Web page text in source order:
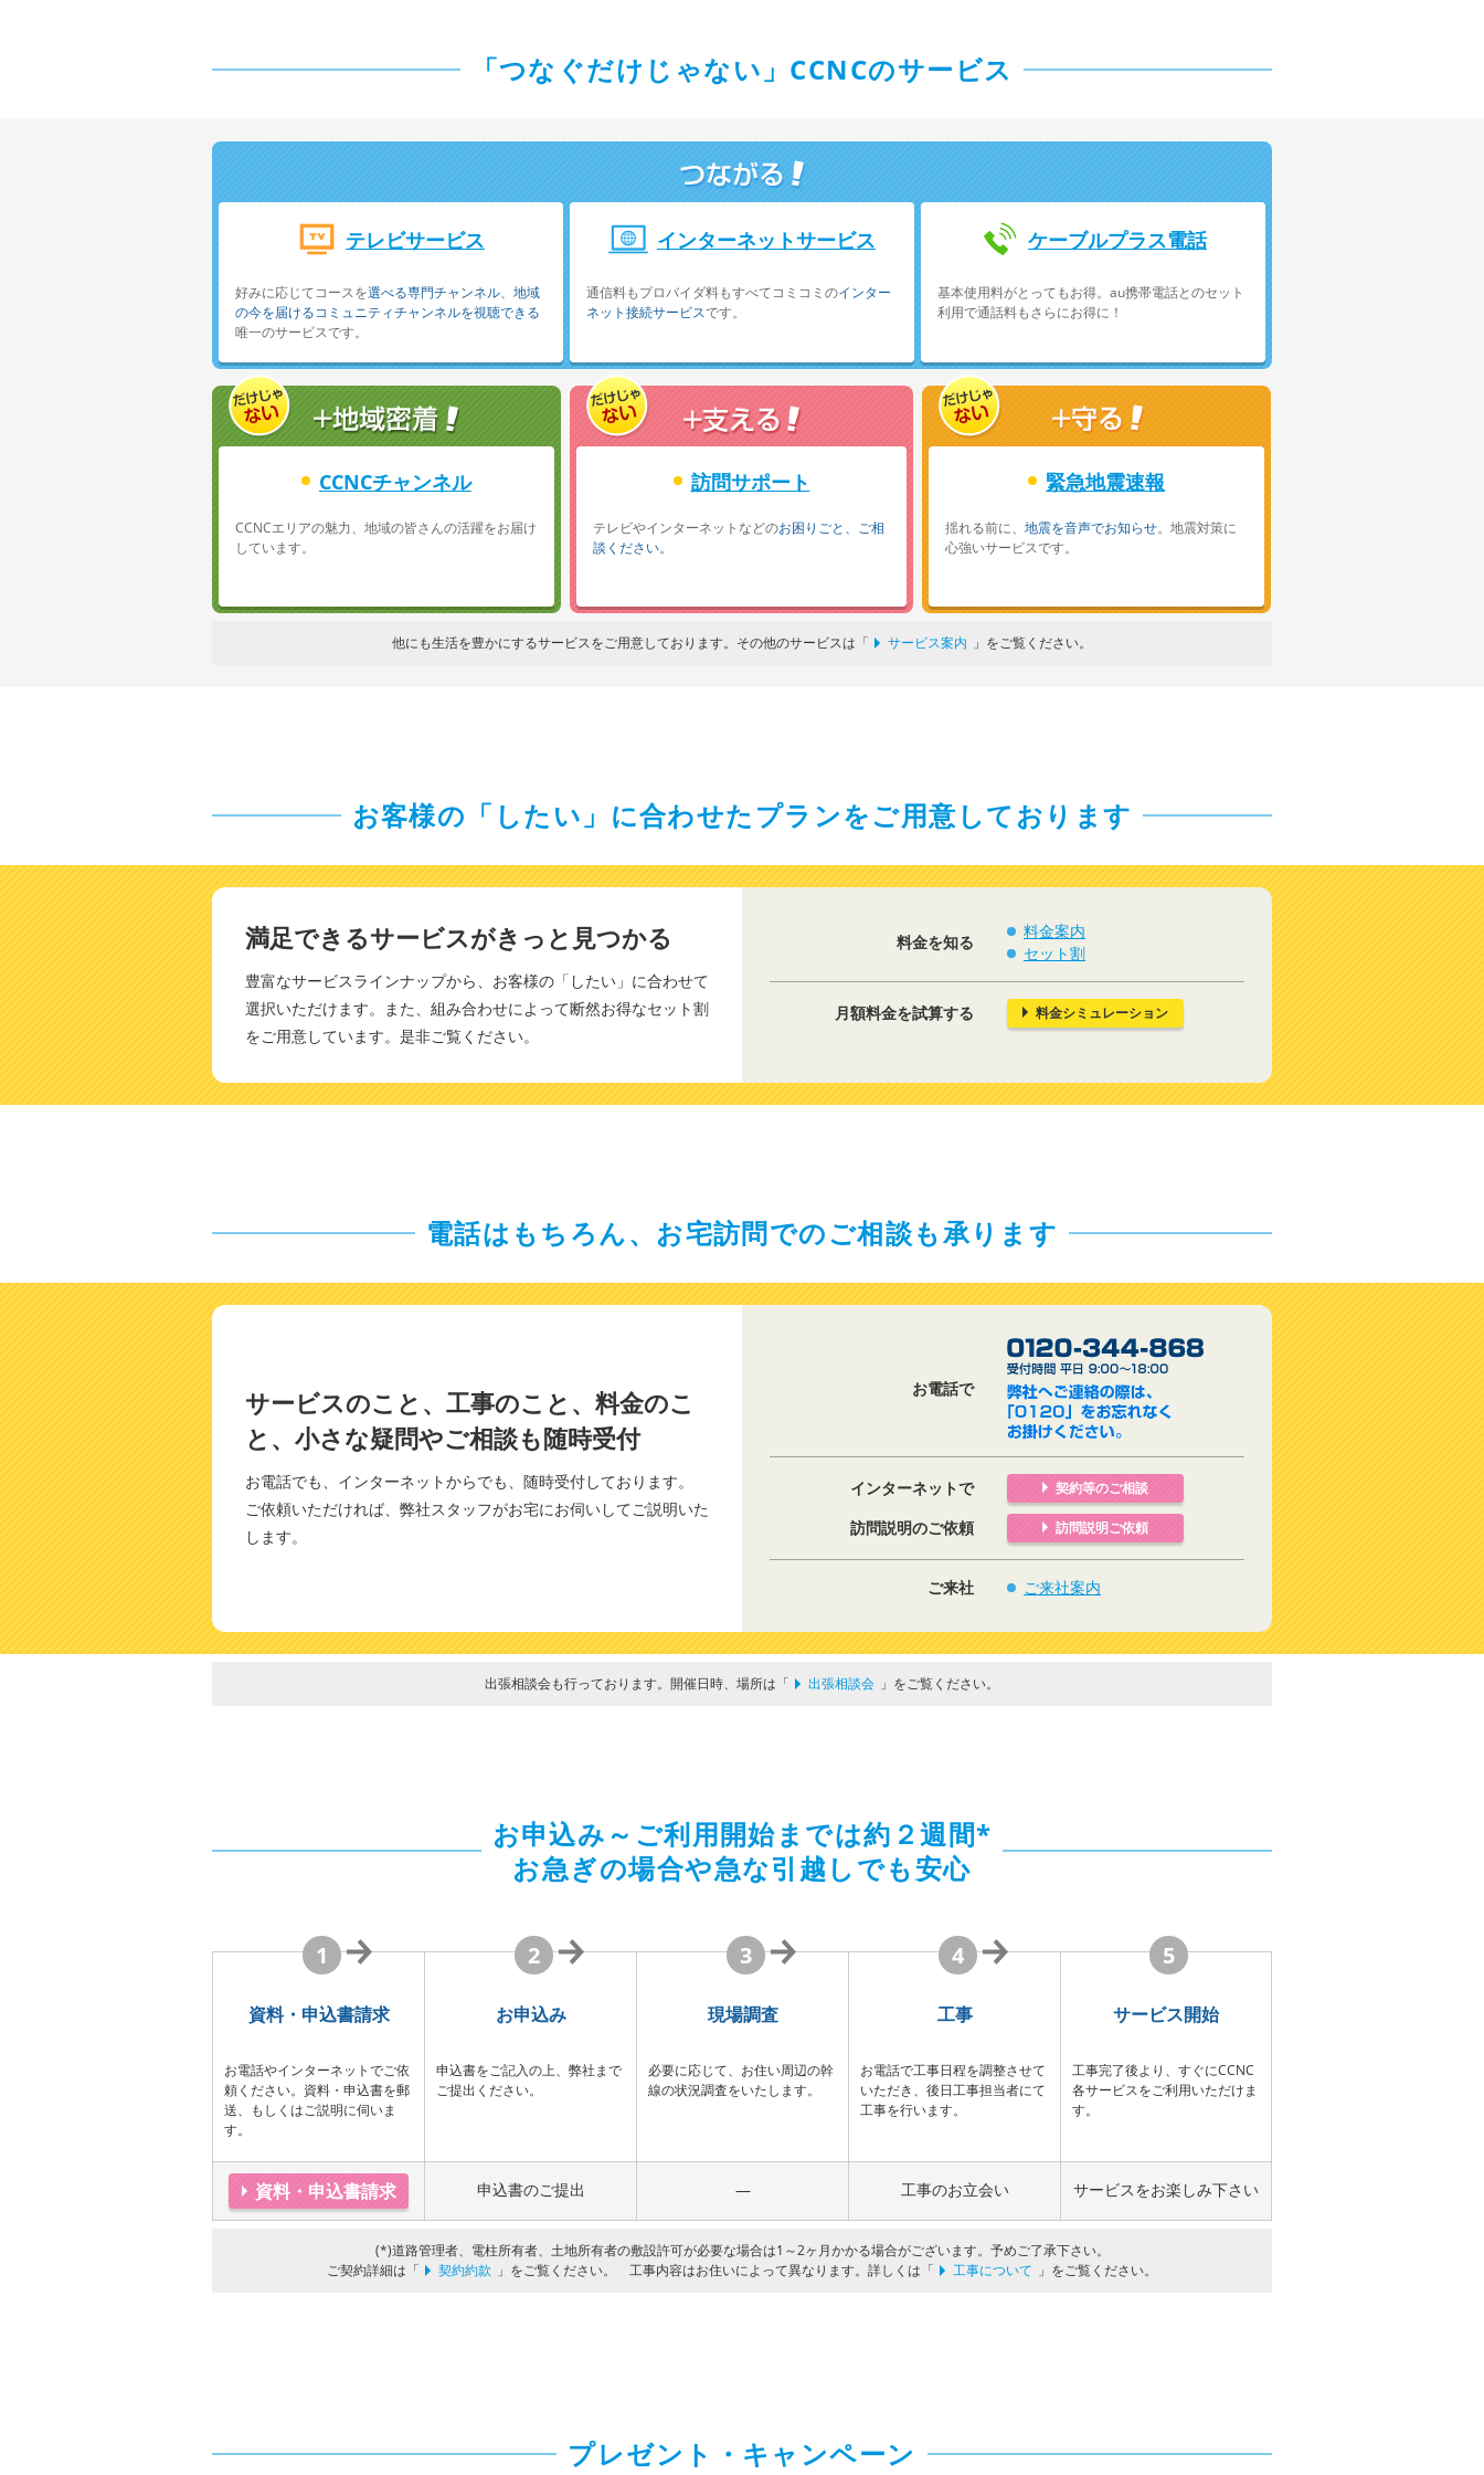
「つなぐだけじゃない」CCNCのサービス
テレビサービス
好みに応じてコースを選べる専門チャンネル、 地域
の今を届けるコミュニティチャンネルを視聴できる
唯一のサービスです。
インターネットサービス
通信料もプロバイダ料もすべてコミコミのインター
ネット接続サービスです。
ケーブルプラス電話
基本使用料がとってもお得。au携帯電話とのセット
利用で通話料もさらにお得に！
CCNCチャンネル
CCNCエリアの魅力、地域の皆さんの活躍をお届け
しています。
訪問サポート
テレビやインターネットなどのお困りごと、ご相
談ください。
緊急地震速報
揺れる前に、地震を音声でお知らせ。地震対策に
心強いサービスです。
他にも生活を豊かにするサービスをご用意しております。その他のサービスは「 サービス案内 」をご覧ください。
お客様の「したい」に合わせたプランをご用意しております
満足できるサービスがきっと見つかる
豊富なサービスラインナップから、お客様の「したい」に合わせて
選択いただけます。また、組み合わせによって断然お得なセット割
をご用意しています。是非ご覧ください。
料金を知る
料金案内
セット割
月額料金を試算する 料金シミュレーション
電話はもちろん、お宅訪問でのご相談も承ります
サービスのこと、工事のこと、料金のこ
と、小さな疑問やご相談も随時受付
お電話でも、インターネットからでも、随時受付しております。
ご依頼いただければ、弊社スタッフがお宅にお伺いしてご説明いた
します。
お電話で
インターネットで 契約等のご相談
訪問説明のご依頼 訪問説明ご依頼
ご来社 ご来社案内
出張相談会も行っております。開催日時、場所は「 出張相談会 」をご覧ください。
お申込み～ご利用開始までは約２週間*
お急ぎの場合や急な引越しでも安心
1
資料・申込書請求
お電話やインターネットでご依
頼ください。資料・申込書を郵
送、もしくはご説明に伺いま
す。
資料・申込書請求
2
お申込み
申込書をご記入の上、弊社まで
ご提出ください。
申込書のご提出
3
現場調査
必要に応じて、お住い周辺の幹
線の状況調査をいたします。
―
4
工事
お電話で工事日程を調整させて
いただき、後日工事担当者にて
工事を行います。
工事のお立会い
5
サービス開始
工事完了後より、すぐにCCNC
各サービスをご利用いただけま
す。
サービスをお楽しみ下さい
(*)道路管理者、電柱所有者、土地所有者の敷設許可が必要な場合は1～2ヶ月かかる場合がございます。予めご了承下さい。
ご契約詳細は「
契約約款 」をご覧ください。 工事内容はお住いによって異なります。詳しくは「 工事について 」をご覧ください。
プレゼント・キャンペーン